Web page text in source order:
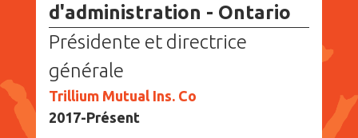
d'administration - Ontario
Présidente et directrice
générale
Trillium Mutual Ins. Co
2017-Présent